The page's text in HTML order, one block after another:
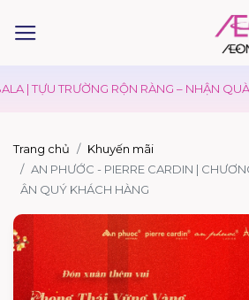
| TỰU TRƯỜNG RỘN RÀNG – NHẬN QUÀ
Trang chủ
Khuyến mãi
AN PHƯỚC - PIERRE CARDIN |
ÂN QUÝ KHÁCH HÀNG